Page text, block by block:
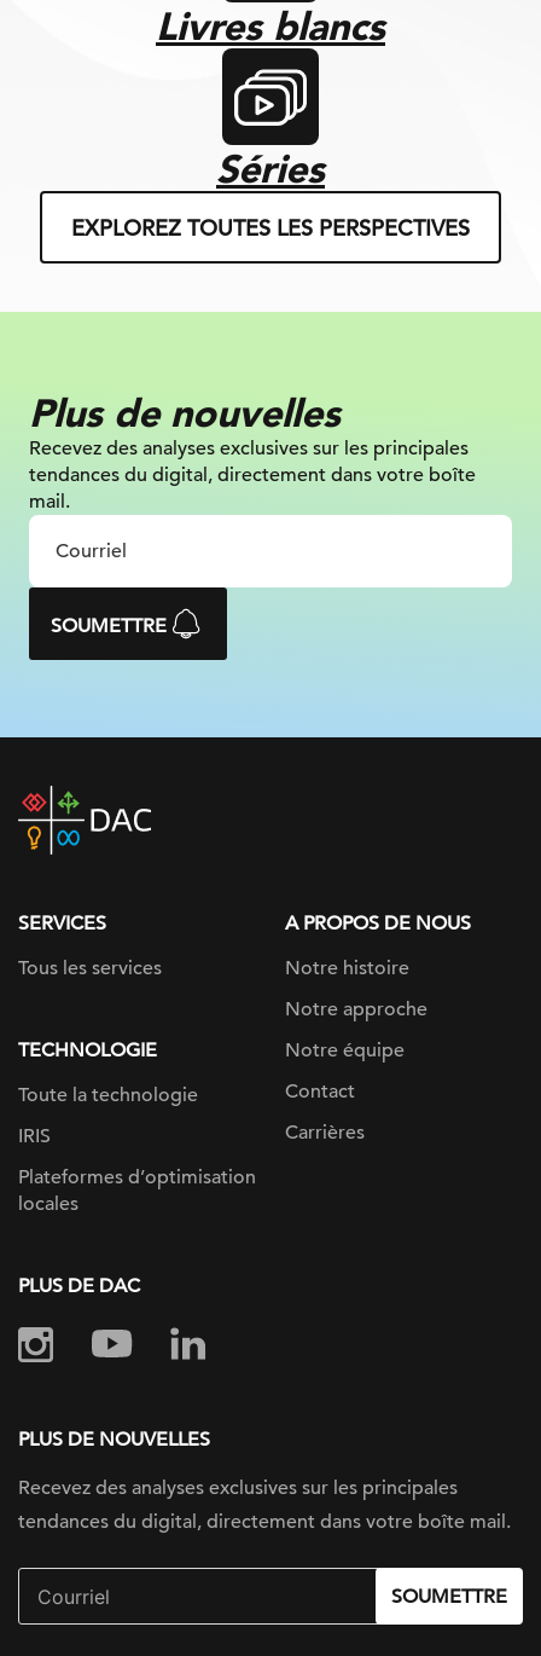
Livres blancs
Séries
EXPLOREZ TOUTES LES PERSPECTIVES
Plus de nouvelles
Recevez des analyses exclusives sur les principales
tendances du digital, directement dans votre boîte
mail.
SOUMETTRE
DAC
home
SERVICES
Tous les services
TECHNOLOGIE
Toute la technologie
IRIS
Plateformes d’optimisation
locales
A PROPOS DE NOUS
Notre histoire
Notre approche
Notre équipe
Contact
Carrières
PLUS DE DAC
PLUS DE NOUVELLES
Recevez des analyses exclusives sur les principales
tendances du digital, directement dans votre boîte mail.
SOUMETTRE